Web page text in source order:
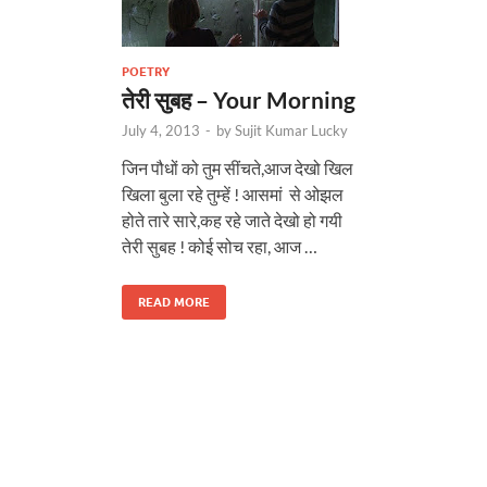
POETRY
तेरी सुबह – Your Morning
July 4, 2013 - bySujit Kumar Lucky
जिन पौधों को तुम सींचते,आज देखो खिल
खिला बुला रहे तुम्हें ! आसमां से ओझल
होते तारे सारे,कह रहे जाते देखो हो गयी
तेरी सुबह ! कोई सोच रहा, आज …
READ MORE